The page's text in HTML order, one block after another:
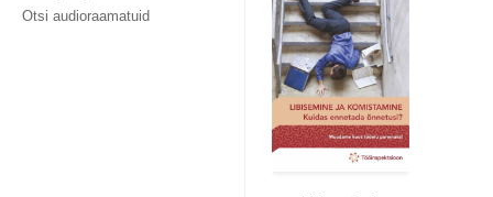
Otsi audioraamatuid